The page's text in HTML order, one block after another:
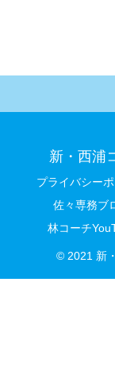
新・西浦
プライバシー
佐々専務ブ
林コーチ
© 2021 新